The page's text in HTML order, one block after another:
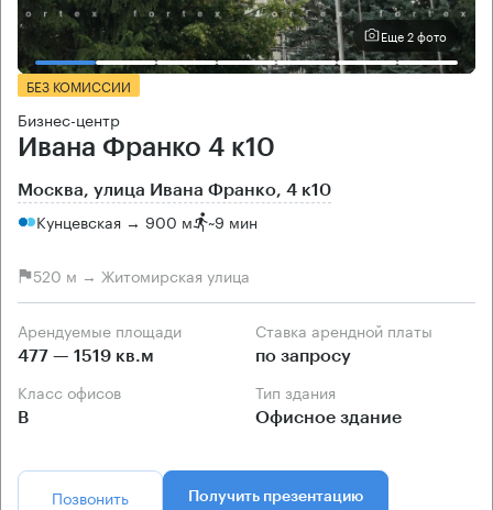
Еще 2 фото
БЕЗ КОМИССИИ
Бизнес-центр
Ивана Франко 4 к10
Москва, улица Ивана Франко, 4 к10
Кунцевская → 900 м ~9 мин
520 м → Житомирская улица
Арендуемые площади
477 — 1519 кв.м
Ставка арендной платы
по запросу
Класс офисов
B
Тип здания
Офисное здание
Позвонить Получить презентацию